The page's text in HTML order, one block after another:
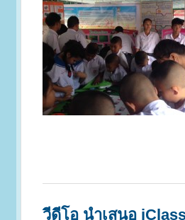
วีดีโอ นำเสนอ